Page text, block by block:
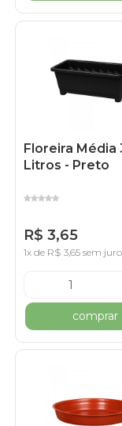
Floreira Média
Litros - Preto
R$ 3,65
1x de R$ 3,65 sem
comprar